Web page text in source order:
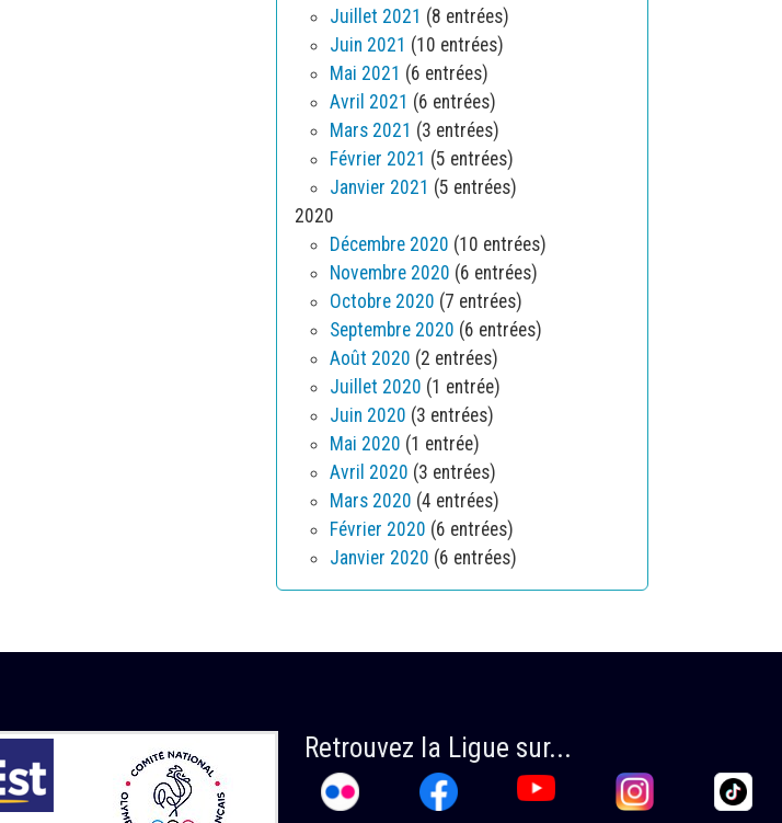
Juillet 2021 (8 entrées)
Juin 2021 (10 entrées)
Mai 2021 (6 entrées)
Avril 2021 (6 entrées)
Mars 2021 (3 entrées)
Février 2021 (5 entrées)
Janvier 2021 (5 entrées)
2020
Décembre 2020 (10 entrées)
Novembre 2020 (6 entrées)
Octobre 2020 (7 entrées)
Septembre 2020 (6 entrées)
Août 2020 (2 entrées)
Juillet 2020 (1 entrée)
Juin 2020 (3 entrées)
Mai 2020 (1 entrée)
Avril 2020 (3 entrées)
Mars 2020 (4 entrées)
Février 2020 (6 entrées)
Janvier 2020 (6 entrées)
Retrouvez la Ligue sur...